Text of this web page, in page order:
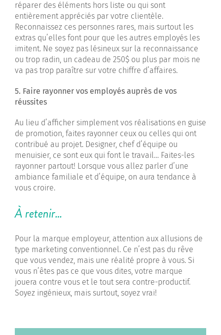
réparer des éléments hors liste ou qui sont
entièrement appréciés par votre clientèle.
Reconnaissez ces personnes rares, mais surtout les
extras qu’elles font pour que les autres employés les
imitent. Ne soyez pas lésineux sur la reconnaissance
ou trop radin, un cadeau de 250$ ou plus par mois ne
va pas trop paraître sur votre chiffre d’affaires.
5. Faire rayonner vos employés auprès de vos
réussites
Au lieu d’afficher simplement vos réalisations en guise
de promotion, faites rayonner ceux ou celles qui ont
contribué au projet. Designer, chef d’équipe ou
menuisier, ce sont eux qui font le travail… Faites-les
rayonner partout! Lorsque vous allez parler d’une
ambiance familiale et d’équipe, on aura tendance à
vous croire.
À retenir…
Pour la marque employeur, attention aux allusions de
type marketing conventionnel. Ce n’est pas du rêve
que vous vendez, mais une réalité propre à vous. Si
vous n’êtes pas ce que vous dites, votre marque
jouera contre vous et le tout sera contre-productif.
Soyez ingénieux, mais surtout, soyez vrai!